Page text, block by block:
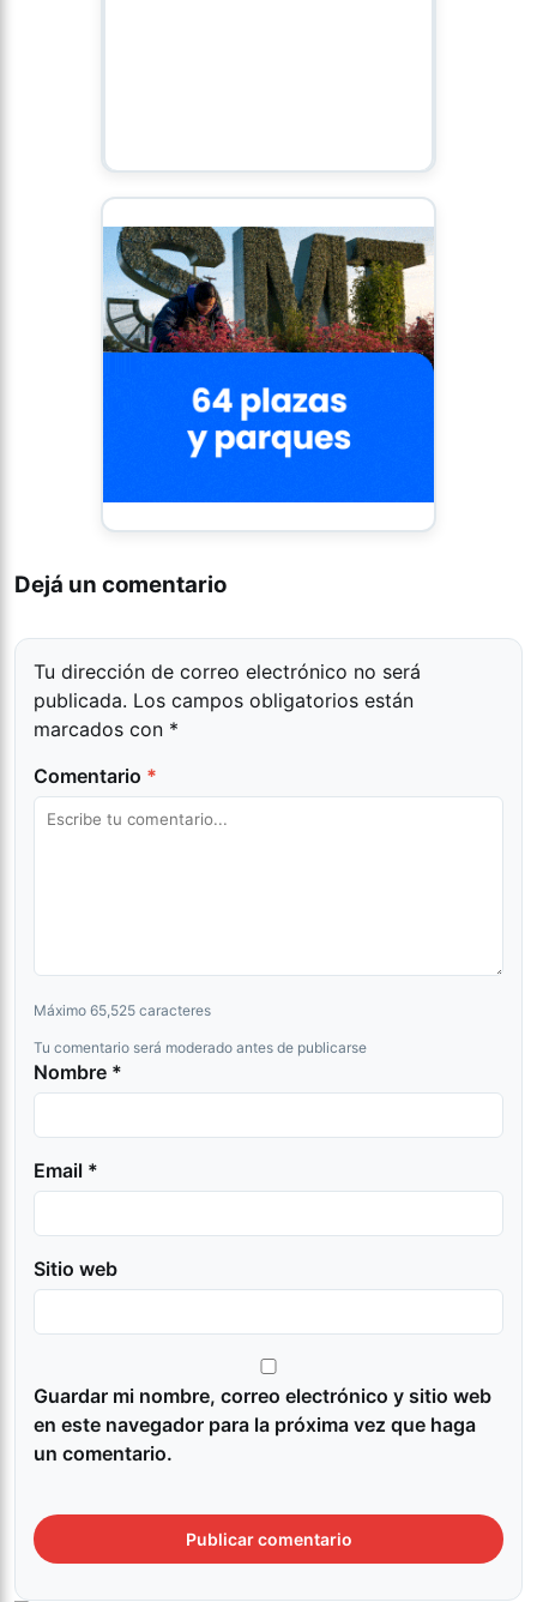
Dejá un comentario
Tu dirección de correo electrónico no será
publicada. Los campos obligatorios están
marcados con *
Comentario *
Máximo 65,525 caracteres
Tu comentario será moderado antes de publicarse
Nombre *
Email *
Sitio web
Guardar mi nombre, correo electrónico y sitio web
en este navegador para la próxima vez que haga
un comentario.